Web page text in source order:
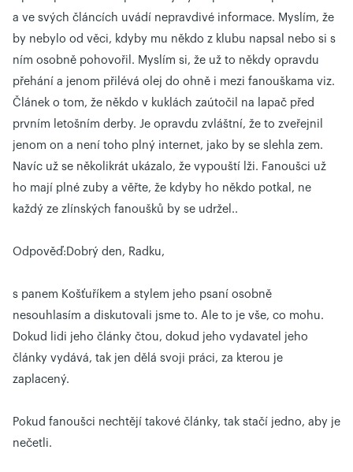
a ve svých článcích uvádí nepravdivé informace. Myslím, že
by nebylo od věci, kdyby mu někdo z klubu napsal nebo si s
ním osobně pohovořil. Myslím si, že už to někdy opravdu
přehání a jenom přilévá olej do ohně i mezi fanouškama viz.
Článek o tom, že někdo v kuklách zaútočil na lapač před
prvním letošním derby. Je opravdu zvláštní, že to zveřejnil
jenom on a není toho plný internet, jako by se slehla zem.
Navíc už se několikrát ukázalo, že vypouští lži. Fanoušci už
ho mají plné zuby a věřte, že kdyby ho někdo potkal, ne
každý ze zlínských fanoušků by se udržel..
Odpověď: Dobrý den, Radku,
s panem Košťuříkem a stylem jeho psaní osobně
nesouhlasím a diskutovali jsme to. Ale to je vše, co mohu.
Dokud lidi jeho články čtou, dokud jeho vydavatel jeho
články vydává, tak jen dělá svoji práci, za kterou je
zaplacený.
Pokud fanoušci nechtějí takové články, tak stačí jedno, aby je
nečetli.